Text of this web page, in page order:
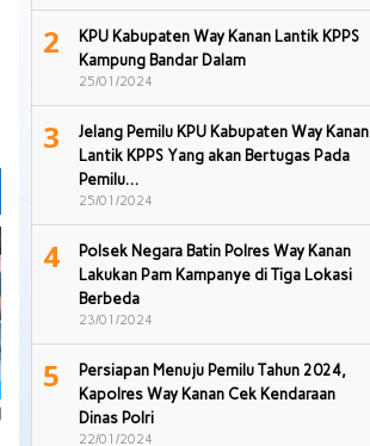
2
KPU Kabupaten Way Kanan Lantik KPPS
Kampung Bandar Dalam
25/01/2024
3
Jelang Pemilu KPU Kabupaten Way Kanan
Lantik KPPS Yang akan Bertugas Pada
Pemilu…
25/01/2024
4
Polsek Negara Batin Polres Way Kanan
Lakukan Pam Kampanye di Tiga Lokasi
Berbeda
23/01/2024
5
Persiapan Menuju Pemilu Tahun 2024,
Kapolres Way Kanan Cek Kendaraan
Dinas Polri
22/01/2024